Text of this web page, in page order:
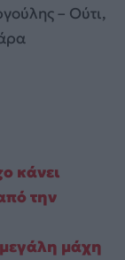
– Ούτι,
κάνει
την
μάχη